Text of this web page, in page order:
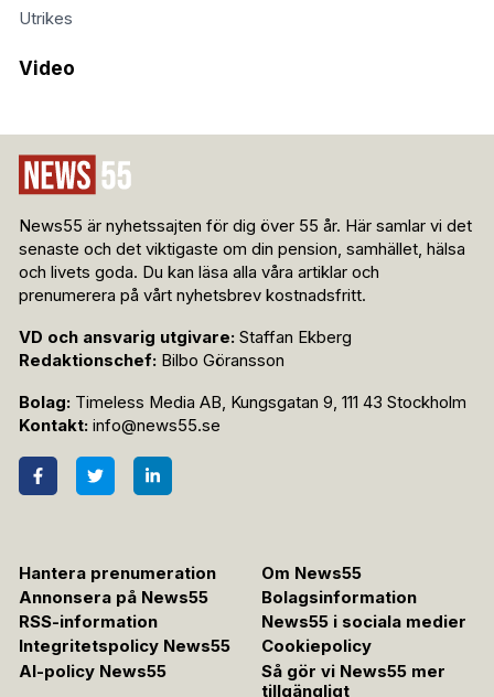
Utrikes
Video
News55 är nyhetssajten för dig över 55 år. Här samlar vi det
senaste och det viktigaste om din pension, samhället, hälsa
och livets goda. Du kan läsa alla våra artiklar och
prenumerera på vårt nyhetsbrev kostnadsfritt.
VD och ansvarig utgivare: Staffan Ekberg
Redaktionschef: Bilbo Göransson
Bolag: Timeless Media AB, Kungsgatan 9, 111 43 Stockholm
Kontakt: info@news55.se
Hantera prenumeration
Om News55
Annonsera på News55
Bolagsinformation
RSS-information
News55 i sociala medier
Integritetspolicy News55
Cookiepolicy
AI-policy News55
Så gör vi News55 mer
tillgängligt